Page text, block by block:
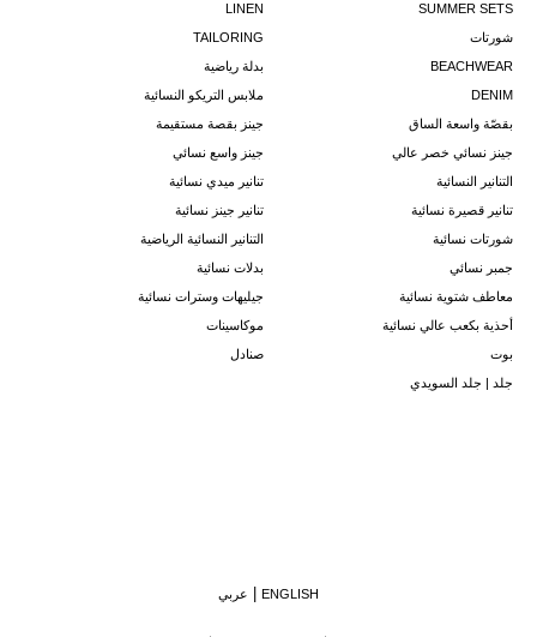
SUMMER SETS
LINEN
شورتات
TAILORING
BEACHWEAR
بدلة رياضية
DENIM
ملابس التريكو النسائية
بقصّة واسعة الساق
جينز بقصة مستقيمة
جينز نسائي خصر عالي
جينز واسع نسائي
التنانير النسائية
تنانير ميدي نسائية
تنانير قصيرة نسائية
تنانير جينز نسائية
شورتات نسائية
التنانير النسائية الرياضية
جمبر نسائي
بدلات نسائية
معاطف شتوية نسائية
جيليهات وسترات نسائية
أحذية بكعب عالي نسائية
موكاسينات
بوت
صنادل
جلد | جلد السويدي
ENGLISH عربي